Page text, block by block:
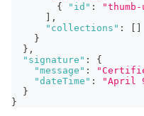
{
"id" :
,
"collections" :
}
} ,
"signature" :
{
"message" :
"dateTime" :
"April
}
}